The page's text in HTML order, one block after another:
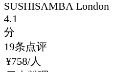
SUSHISAMBA London
4.1
分
19条点评
¥758/人